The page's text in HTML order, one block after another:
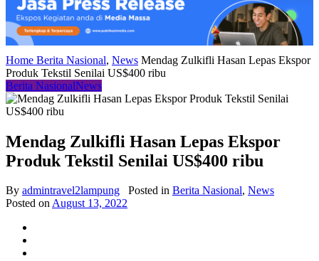
Home Berita Nasional, News Mendag Zulkifli Hasan Lepas Ekspor
Produk Tekstil Senilai US$400 ribu
Berita NasionalNews
Mendag Zulkifli Hasan Lepas Ekspor
Produk Tekstil Senilai US$400 ribu
By admintravel2lampung Posted in Berita Nasional, News
Posted onAugust 13, 2022